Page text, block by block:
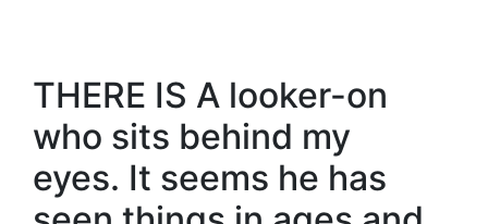
THERE IS A looker-on
who sits behind my
eyes. It seems he has